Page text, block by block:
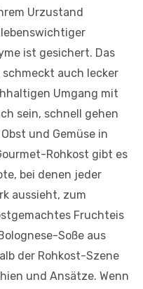
Urzustand
ist gesichert. Das
auch lecker
Umgang mit
sein, schnell gehen
und Gemüse in
Rohkost gibt es
bei denen jeder
aussieht, zum
Fruchteis
Soße aus
der Rohkost-Szene
und Ansätze. Wenn